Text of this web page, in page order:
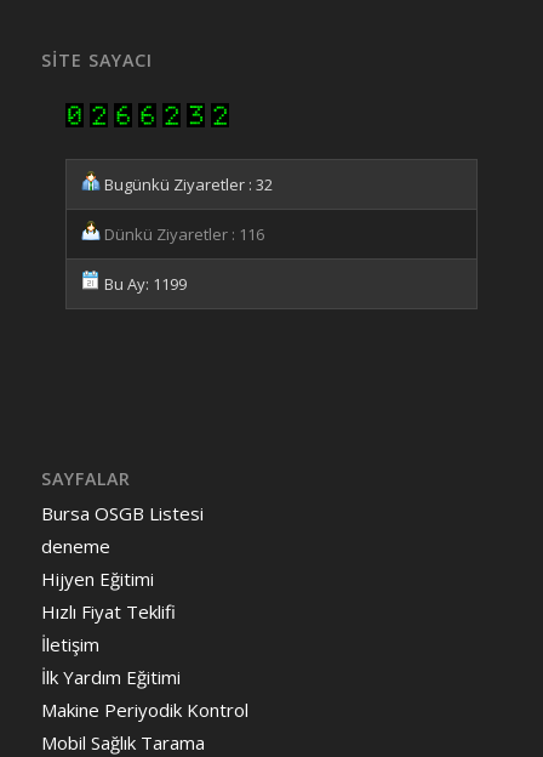
SITE SAYACI
Bugünkü Ziyaretler : 32
Dünkü Ziyaretler : 116
Bu Ay: 1199
SAYFALAR
Bursa OSGB Listesi
deneme
Hijyen Eğitimi
Hızlı Fiyat Teklifi
İletişim
İlk Yardım Eğitimi
Makine Periyodik Kontrol
Mobil Sağlık Tarama